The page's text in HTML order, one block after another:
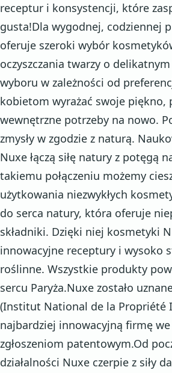
receptur i konsystencji, które
gusta!Dla wygodnej, codziennej
oferuje szeroki wybór
oczyszczania twarzy o
wyboru w zależności od
kobietom wyrażać swoje piękno,
wewnętrzne potrzeby na nowo.
zmysły w zgodzie z naturą.
Nuxe łączą siłę natury z potęgą
takiemu połączeniu możemy
użytkowania niezwykłych
do serca natury, która oferuje
składniki. Dzięki niej kosmetyki
innowacyjne receptury i wysoko
roślinne. Wszystkie produkty
sercu Paryża.Nuxe zostało
(Institut National de la Propriété
najbardziej innowacyjną firmę
zgłoszeniom patentowym.Od
działalności Nuxe czerpie z siły